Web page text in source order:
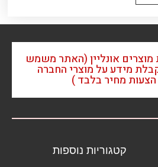
מוצרים אונליין (האתר משמש
מידע על מוצרי החברה
מחיר בלבד )
קטגוריות נוספות